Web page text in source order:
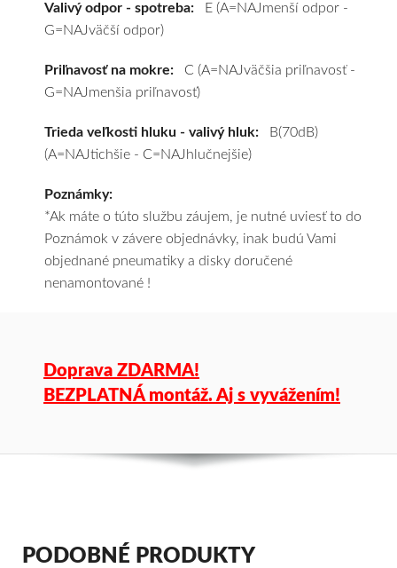
disky
podľa
pošleme
zadarmo.
Valivý odpor - spotreba: E (A=NAJmenší odpor -
G=NAJväčší odpor)
Priľnavosť na mokre: C (A=NAJväčšia priľnavosť -
G=NAJmenšia priľnavosť)
Trieda veľkosti hluku - valivý hluk: B(70dB)
(A=NAJtichšie - C=NAJhlučnejšie)
Poznámky:
*Ak máte o túto službu záujem, je nutné uviesť to do
Poznámok v závere objednávky, inak budú Vami
objednané pneumatiky a disky doručené
nenamontované !
Doprava ZDARMA!
BEZPLATNÁ montáž. Aj s vyvážením!
PODOBNÉ PRODUKTY